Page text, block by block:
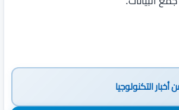
أخبار التكنولوجيا